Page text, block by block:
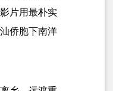
片用最朴实
侨胞下南洋